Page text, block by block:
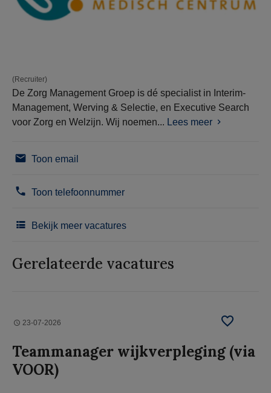
(Recruiter)
De Zorg Management Groep is dé specialist in Interim-
Management, Werving & Selectie, en Executive Search
voor Zorg en Welzijn. Wij noemen... Lees meer
Toon email
Toon telefoonnummer
Bekijk meer vacatures
Gerelateerde vacatures
23-07-2026
Teammanager wijkverpleging (via
VOOR)